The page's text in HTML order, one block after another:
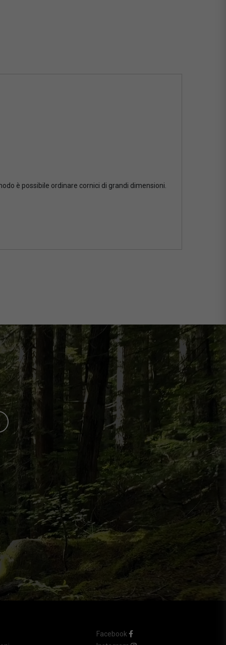
è possibile ordinare cornici di grandi dimensioni.
Facebook